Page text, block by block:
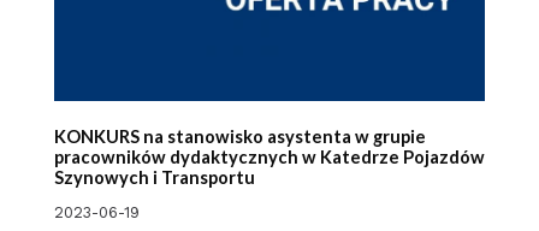
KONKURS na stanowisko asystenta w grupie
pracowników dydaktycznych w Katedrze Pojazdów
Szynowych i Transportu
2023-06-19